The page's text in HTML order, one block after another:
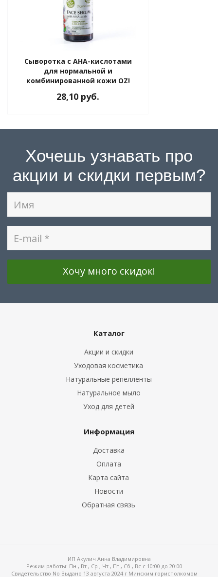
Сыворотка с АНА-кислотами
для нормальной и
комбинированной кожи OZ!
28,10 руб.
Хочешь узнавать про
акции и скидки первым?
Каталог
Акции и скидки
Уходовая косметика
Натуральные репелленты
Натуральное мыло
Уход для детей
Информация
Доставка
Оплата
Карта сайта
Новости
Обратная связь
ИП Акулич Анна Владимировна
Режим работы: Пн , Вт , Ср , Чт , Пт , Сб , Вс c 10:00 до 20:00
Свидетельство No Выдано 13 августа 2024 г Минским горисполкомом